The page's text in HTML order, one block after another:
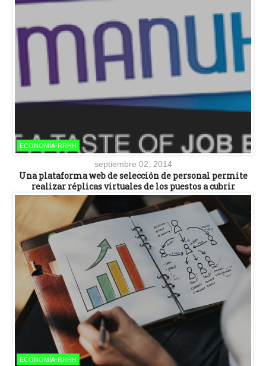
ECONOMÍA-RRHH
septiembre 02, 2014
Una plataforma web de selección de personal permite
realizar réplicas virtuales de los puestos a cubrir
ECONOMÍA-RRHH